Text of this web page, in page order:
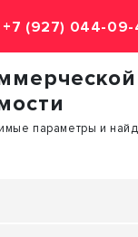
+7 (927) 044-09-
параметры и